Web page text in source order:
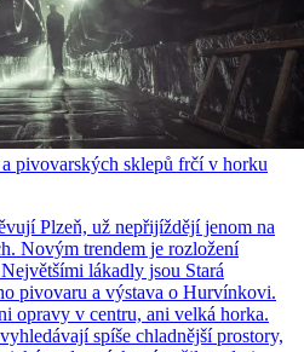
pivovarských sklepů frčí v horku
Plzeň, už nepřijíždějí jenom na
Novým trendem je rozložení
lákadly jsou Stará
pivovaru a výstava o Hurvínkovi.
opravy v centru, ani velká horka.
spíše chladnější prostory,